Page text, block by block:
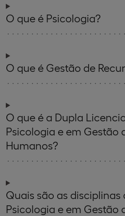
O que é Psicologia?
O que é Gestão de
O que é a Dupla
Psicologia e em Gestão
Humanos?
Quais são as disciplinas
Psicologia e em Gestão